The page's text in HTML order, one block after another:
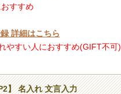
すすめ
詳細はこちら
やすい人におすすめ(GIFT不可)
】 名入れ 文言入力